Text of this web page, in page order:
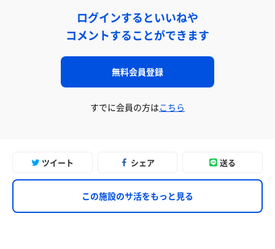
ログインするといいねや
コメントすることができます
無料会員登録
すでに会員の方はこちら
ツイート シェア 送る
この施設のサ活をもっと見る